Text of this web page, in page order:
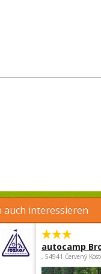
auch interessieren
autocamp
, 54941 Červený